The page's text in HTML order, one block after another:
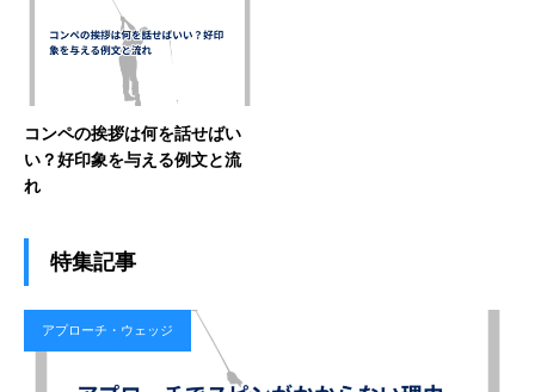
コンペの挨拶は何を話せばい
い？好印象を与える例文と流
れ
特集記事
アプローチ・ウェッジ